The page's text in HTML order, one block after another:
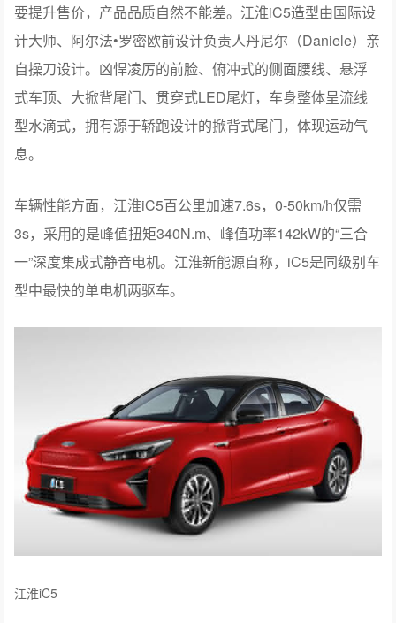
要提升售价，产品品质自然不能差。江淮iC5造型由国际设
计大师、阿尔法•罗密欧前设计负责人丹尼尔（Daniele）亲
自操刀设计。凶悍凌厉的前脸、俯冲式的侧面腰线、悬浮
式车顶、大掀背尾门、贯穿式LED尾灯，车身整体呈流线
型水滴式，拥有源于轿跑设计的掀背式尾门，体现运动气
息。
车辆性能方面，江淮iC5百公里加速7.6s，0-50km/h仅需
3s，采用的是峰值扭矩340N.m、峰值功率142kW的“三合
一”深度集成式静音电机。江淮新能源自称，iC5是同级别车
型中最快的单电机两驱车。
江淮iC5